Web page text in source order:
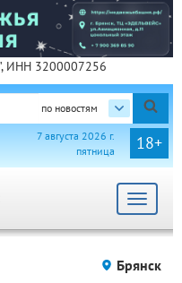
ИНН 3200007256
по новостям
18+
7 августа 2026 г.
пятница
Toggle
Брянск